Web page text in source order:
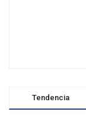
Tendencia